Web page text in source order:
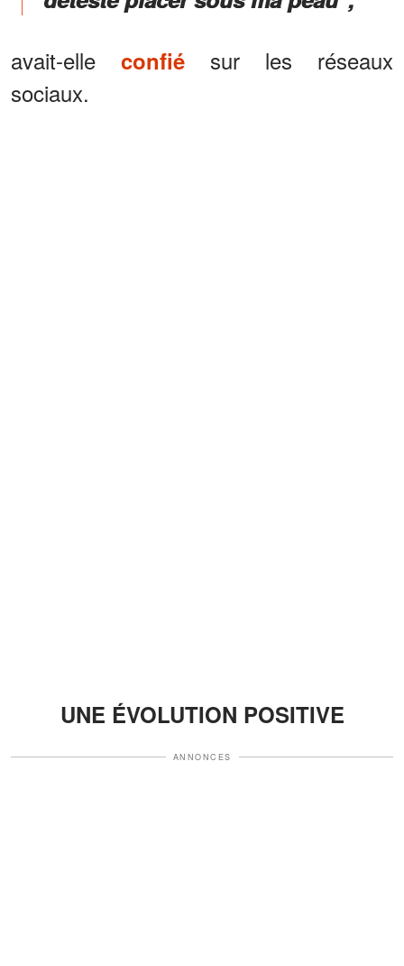
avait-elle confié sur les réseaux
sociaux.
UNE ÉVOLUTION POSITIVE
ANNONCES